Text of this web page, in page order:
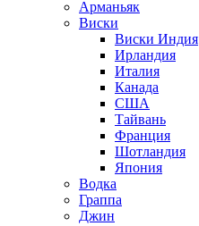
Арманьяк
Виски
Виски Индия
Ирландия
Италия
Канада
США
Тайвань
Франция
Шотландия
Япония
Водка
Граппа
Джин